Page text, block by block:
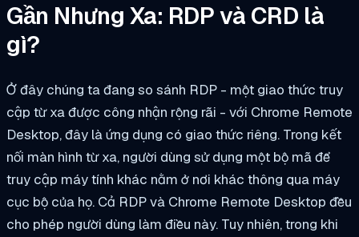
Gần Nhưng Xa: RDP và CRD là
gì?
Ở đây chúng ta đang so sánh RDP - một giao thức truy
cập từ xa được công nhận rộng rãi - với Chrome Remote
Desktop, đây là ứng dụng có giao thức riêng. Trong kết
nối màn hình từ xa, người dùng sử dụng một bộ mã để
truy cập máy tính khác nằm ở nơi khác thông qua máy
cục bộ của họ. Cả RDP và Chrome Remote Desktop đều
cho phép người dùng làm điều này. Tuy nhiên, trong khi